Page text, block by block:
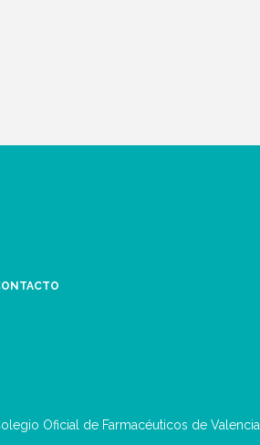
Oficial de Farmacéuticos de Valencia.